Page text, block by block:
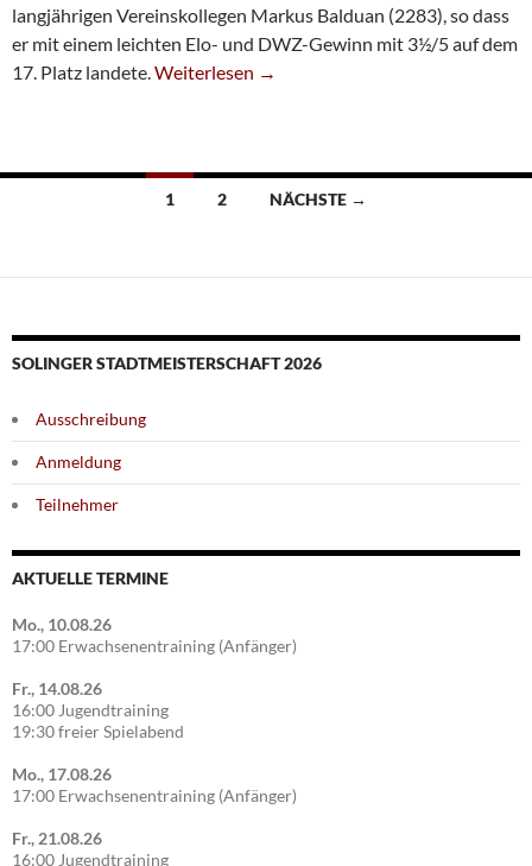
langjährigen Vereinskollegen Markus Balduan (2283), so dass
er mit einem leichten Elo- und DWZ-Gewinn mit 3½/5 auf dem
17. Platz landete.Sechs SG-Akteure Beim Bayer-Sommer-Open
Weiterlesen →
Beitragsnavigation
1 2 NÄCHSTE →
SOLINGER STADTMEISTERSCHAFT 2026
Ausschreibung
Anmeldung
Teilnehmer
AKTUELLE TERMINE
Mo., 10.08.26
17:00 Erwachsenentraining (Anfänger)
Fr., 14.08.26
16:00 Jugendtraining
19:30 freier Spielabend
Mo., 17.08.26
17:00 Erwachsenentraining (Anfänger)
Fr., 21.08.26
16:00 Jugendtraining